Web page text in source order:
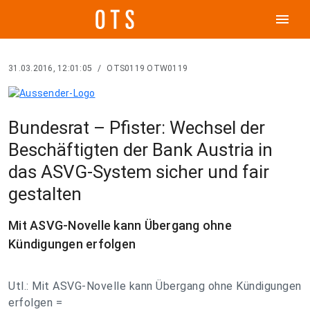
menu
31.03.2016, 12:01:05 / OTS0119 OTW0119
Bundesrat – Pfister: Wechsel der
Beschäftigten der Bank Austria in
das ASVG-System sicher und fair
gestalten
Mit ASVG-Novelle kann Übergang ohne
Kündigungen erfolgen
Utl.: Mit ASVG-Novelle kann Übergang ohne Kündigungen
erfolgen =